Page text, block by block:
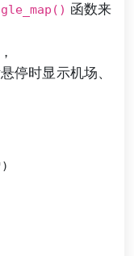
函数来
停时显示机场、